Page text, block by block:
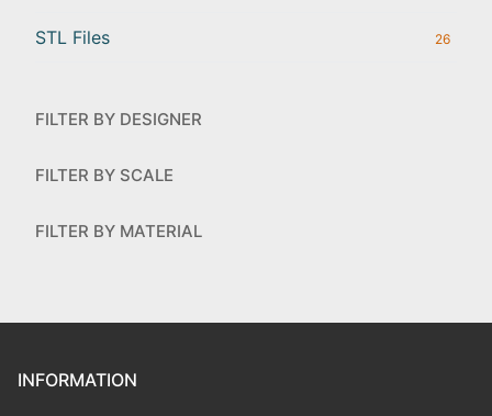
STL Files 26
FILTER BY DESIGNER
FILTER BY SCALE
FILTER BY MATERIAL
INFORMATION